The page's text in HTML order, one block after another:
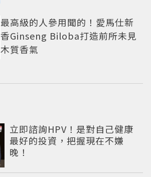
最高級的人參用聞的！愛馬仕新
香Ginseng Biloba打造前所未見
木質香氣
立即諮詢HPV！是對自己健康
最好的投資，把握現在不嫌
晚！